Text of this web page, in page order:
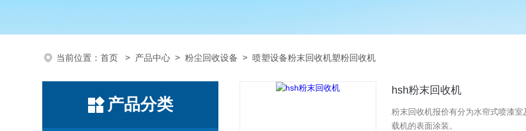
当前位置： 首页 > 产品中心 > 粉尘回收设备 > 喷塑设备粉末回收机塑粉回收机
产品分类
hsh粉末回收机
粉末回收机报价有分为水帘式喷漆
载机的表面涂装。